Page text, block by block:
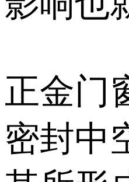
高，热
越小，
影响也